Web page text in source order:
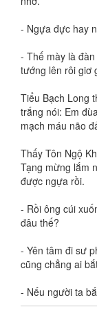
- Ngựa đực hay
- Thế mày là
tướng lên rôi giơ
Tiểu Bạch Long
trắng nói: Em
mạch máu não
Thấy Tôn Ngộ
Tạng mừng lắm
được ngựa rồi.
- Rồi ông cúi
đâu thế?
- Yên tâm đi sư
cũng chẳng ai
- Nếu người ta